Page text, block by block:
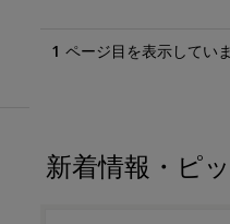
1 ページ目を表示してい
新着情報・ピ